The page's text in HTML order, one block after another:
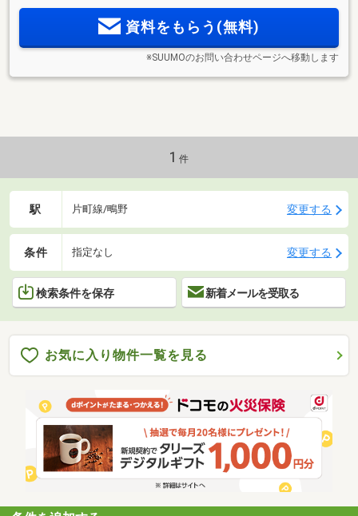
台。オール平面駐車場
資料をもらう(無料)
※SUUMOのお問い合わせページへ移動します
1 件
駅 片町線/鴫野 変更する
条件 指定なし 変更する
検索条件を保存 新着メールを受取る
お気に入り物件一覧を見る